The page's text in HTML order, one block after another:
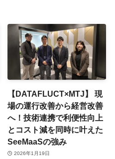
【DATAFLUCT×MTJ】 現
場の運行改善から経営改善
へ！技術連携で利便性向上
とコスト減を同時に叶えた
SeeMaaSの強み
2026年1月19日